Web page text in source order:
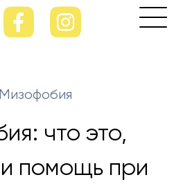
Мизофобия
что это,
помощь при